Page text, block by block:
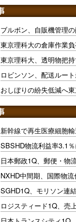
ブルボン、自販機管理
東京理科大の倉庫作業
東京理科大、透明物把
ロビンソン、配送ルー
おしぼりの紛失低減へ
新幹線で再生医療細胞
SBSHD物流利益率3.1
日本郵政1Q、郵便・物
NXHD中間期、国際物
SGHD1Q、モリソン連
ロジスティード1Q、売